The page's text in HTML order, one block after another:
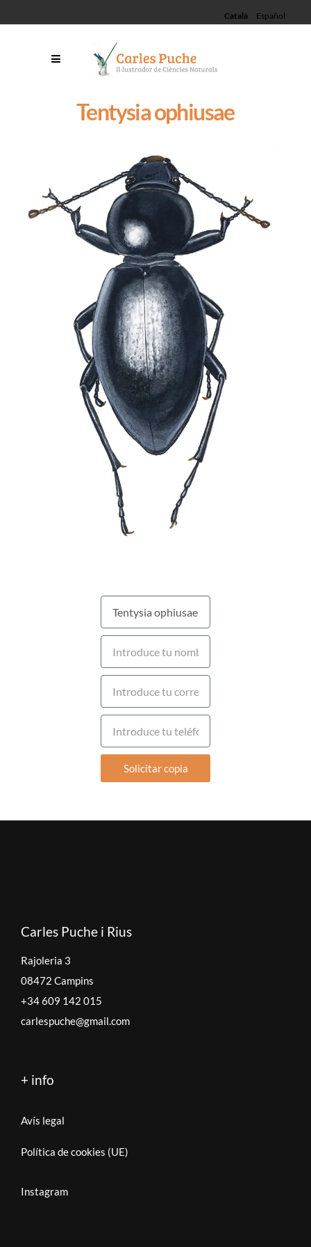
Català Español
Tentysia ophiusae
Solicitar copia
Carles Puche i Rius
Rajoleria 3
08472 Campins
+34 609 142 015
carlespuche@gmail.com
+ info
Avís legal
Política de cookies (UE)
Instagram